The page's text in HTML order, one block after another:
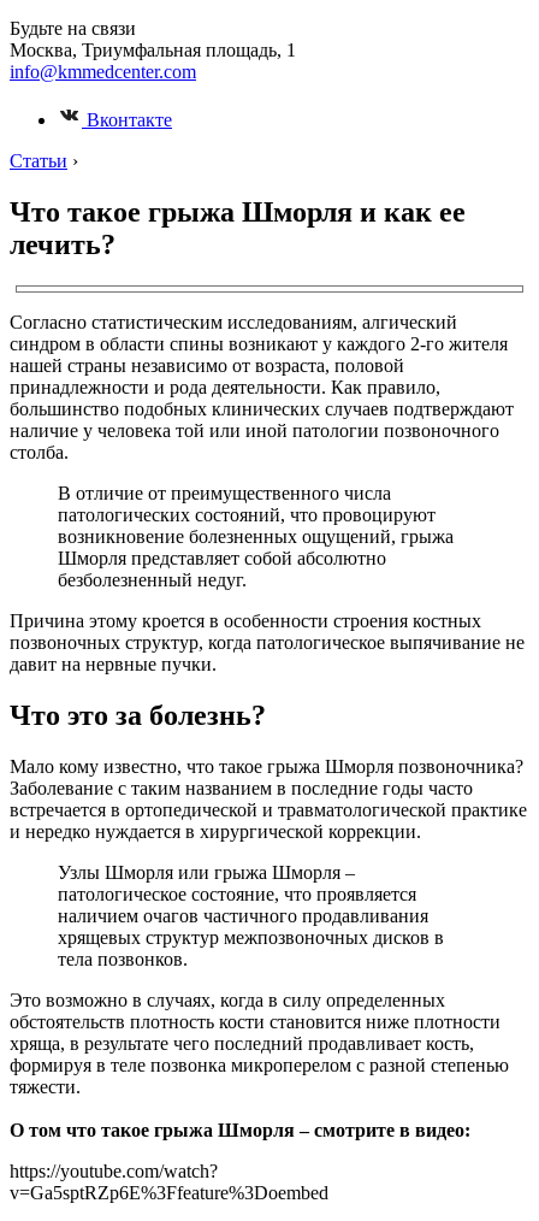
Будьте на связи
Москва, Триумфальная площадь, 1
info@kmmedcenter.com
Вконтакте
Статьи ›
Что такое грыжа Шморля и как ее
лечить?
Согласно статистическим исследованиям, алгический
синдром в области спины возникают у каждого 2-го жителя
нашей страны независимо от возраста, половой
принадлежности и рода деятельности. Как правило,
большинство подобных клинических случаев подтверждают
наличие у человека той или иной патологии позвоночного
столба.
В отличие от преимущественного числа
патологических состояний, что провоцируют
возникновение болезненных ощущений, грыжа
Шморля представляет собой абсолютно
безболезненный недуг.
Причина этому кроется в особенности строения костных
позвоночных структур, когда патологическое выпячивание не
давит на нервные пучки.
Что это за болезнь?
Мало кому известно, что такое грыжа Шморля позвоночника?
Заболевание с таким названием в последние годы часто
встречается в ортопедической и травматологической практике
и нередко нуждается в хирургической коррекции.
Узлы Шморля или грыжа Шморля –
патологическое состояние, что проявляется
наличием очагов частичного продавливания
хрящевых структур межпозвоночных дисков в
тела позвонков.
Это возможно в случаях, когда в силу определенных
обстоятельств плотность кости становится ниже плотности
хряща, в результате чего последний продавливает кость,
формируя в теле позвонка микроперелом с разной степенью
тяжести.
О том что такое грыжа Шморля – смотрите в видео:
https://youtube.com/watch?
v=Ga5sptRZp6E%3Ffeature%3Doembed